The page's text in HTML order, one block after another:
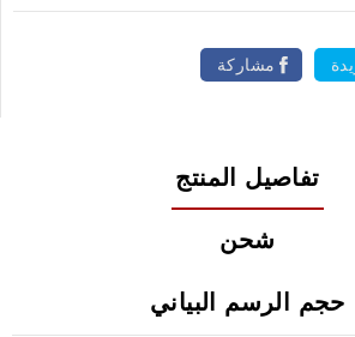
مشاركة
تفاصيل المنتج
شحن
حجم الرسم البياني